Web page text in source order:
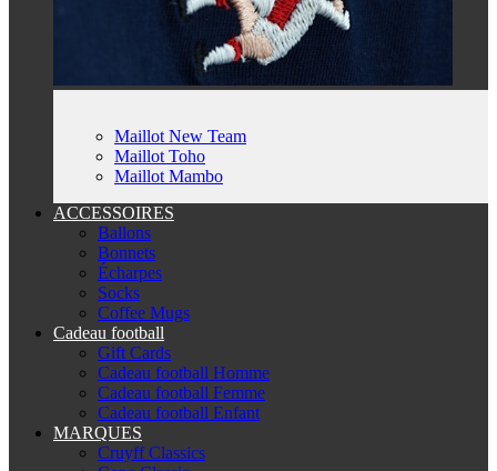
Maillot New Team
Maillot Toho
Maillot Mambo
ACCESSOIRES
Ballons
Bonnets
Écharpes
Socks
Coffee Mugs
Cadeau football
Gift Cards
Cadeau football Homme
Cadeau football Femme
Cadeau football Enfant
MARQUES
Cruyff Classics